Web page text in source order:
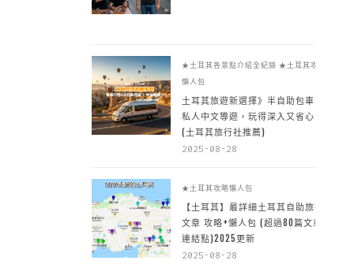
★土耳其各景點介紹全紀錄 ★土耳其攻略
懶人包
土耳其旅遊新選擇》半自助包車 +
私人中文導遊，玩得深入又省心
(土耳其旅行社推薦)
2025-08-28
★土耳其攻略懶人包
【土耳其】最詳細土耳其自助旅行
文章 攻略+懶人包 (超過80篇文章~
連結點)2025更新
2025-08-28